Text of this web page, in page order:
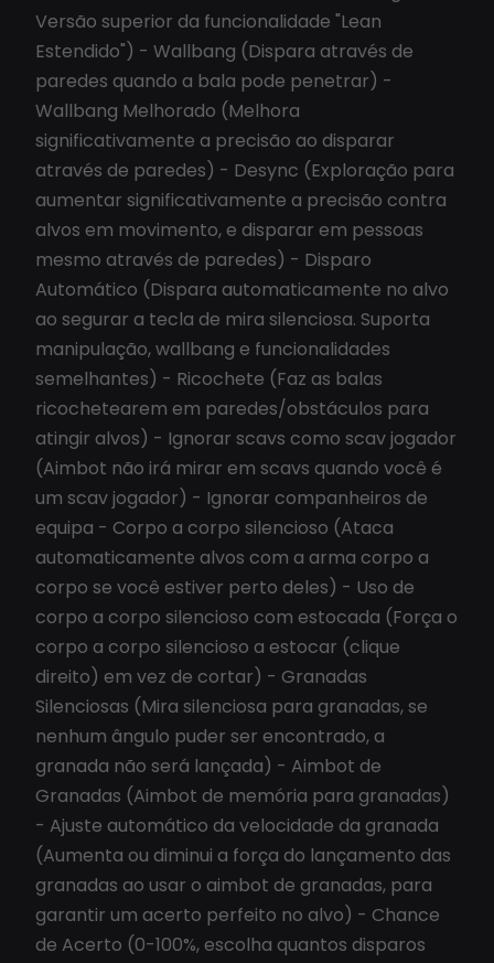
Versão superior da funcionalidade "Lean
Estendido") - Wallbang (Dispara através de
paredes quando a bala pode penetrar) -
Wallbang Melhorado (Melhora
significativamente a precisão ao disparar
através de paredes) - Desync (Exploração para
aumentar significativamente a precisão contra
alvos em movimento, e disparar em pessoas
mesmo através de paredes) - Disparo
Automático (Dispara automaticamente no alvo
ao segurar a tecla de mira silenciosa. Suporta
manipulação, wallbang e funcionalidades
semelhantes) - Ricochete (Faz as balas
ricochetearem em paredes/obstáculos para
atingir alvos) - Ignorar scavs como scav jogador
(Aimbot não irá mirar em scavs quando você é
um scav jogador) - Ignorar companheiros de
equipa - Corpo a corpo silencioso (Ataca
automaticamente alvos com a arma corpo a
corpo se você estiver perto deles) - Uso de
corpo a corpo silencioso com estocada (Força o
corpo a corpo silencioso a estocar (clique
direito) em vez de cortar) - Granadas
Silenciosas (Mira silenciosa para granadas, se
nenhum ângulo puder ser encontrado, a
granada não será lançada) - Aimbot de
Granadas (Aimbot de memória para granadas)
- Ajuste automático da velocidade da granada
(Aumenta ou diminui a força do lançamento das
granadas ao usar o aimbot de granadas, para
garantir um acerto perfeito no alvo) - Chance
de Acerto (0-100%, escolha quantos disparos